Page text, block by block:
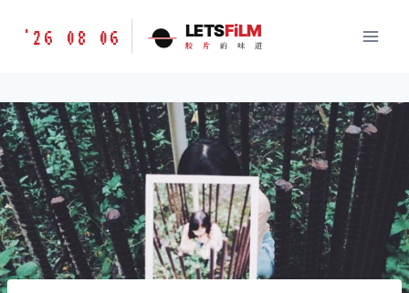
胶
味
道
LETSFILM
'26 08 06 LETSFiLM
胶 片 的 味 道